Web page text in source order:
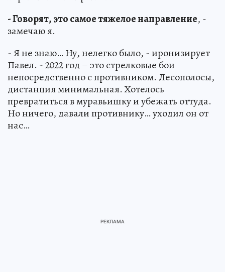
- Говорят, это самое тяжелое направление, -
замечаю я.
- Я не знаю… Ну, нелегко было, - иронизирует
Павел. - 2022 год – это стрелковые бои
непосредственно с противником. Лесополосы,
дистанция минимальная. Хотелось
превратиться в муравьишку и убежать оттуда.
Но ничего, давали противнику… уходил он от
нас…